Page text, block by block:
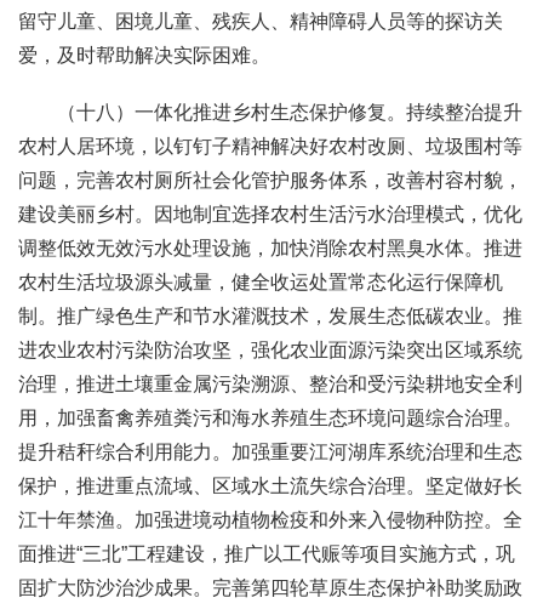
留守儿童、困境儿童、残疾人、精神障碍人员等的探访关
爱，及时帮助解决实际困难。
（十八）一体化推进乡村生态保护修复。持续整治提升
农村人居环境，以钉钉子精神解决好农村改厕、垃圾围村等
问题，完善农村厕所社会化管护服务体系，改善村容村貌，
建设美丽乡村。因地制宜选择农村生活污水治理模式，优化
调整低效无效污水处理设施，加快消除农村黑臭水体。推进
农村生活垃圾源头减量，健全收运处置常态化运行保障机
制。推广绿色生产和节水灌溉技术，发展生态低碳农业。推
进农业农村污染防治攻坚，强化农业面源污染突出区域系统
治理，推进土壤重金属污染溯源、整治和受污染耕地安全利
用，加强畜禽养殖粪污和海水养殖生态环境问题综合治理。
提升秸秆综合利用能力。加强重要江河湖库系统治理和生态
保护，推进重点流域、区域水土流失综合治理。坚定做好长
江十年禁渔。加强进境动植物检疫和外来入侵物种防控。全
面推进“三北”工程建设，推广以工代赈等项目实施方式，巩
固扩大防沙治沙成果。完善第四轮草原生态保护补助奖励政